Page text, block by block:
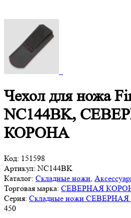
Чехол для ножа
NC144BK,
КОРОНА
Код: 151598
Артикул: NC144BK
Каталог: Складные ножи
Торговая марка: СЕВЕРНАЯ
Серия: Складные ножи
450